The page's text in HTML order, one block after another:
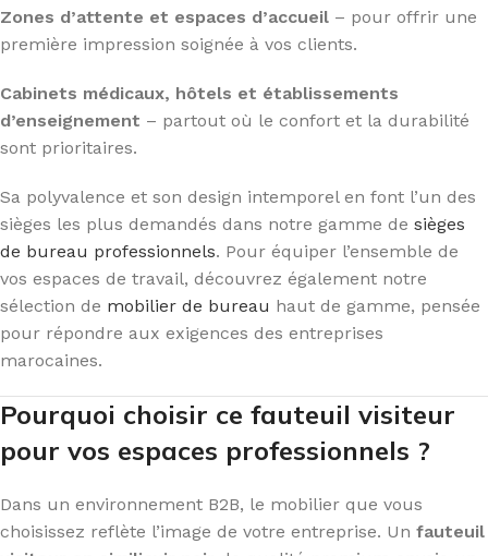
Zones d’attente et espaces d’accueil – pour offrir une
première impression soignée à vos clients.
Cabinets médicaux, hôtels et établissements
d’enseignement – partout où le confort et la durabilité
sont prioritaires.
Sa polyvalence et son design intemporel en font l’un des
sièges les plus demandés dans notre gamme de sièges
de bureau professionnels. Pour équiper l’ensemble de
vos espaces de travail, découvrez également notre
sélection de mobilier de bureau haut de gamme, pensée
pour répondre aux exigences des entreprises
marocaines.
Pourquoi choisir ce fauteuil visiteur
pour vos espaces professionnels ?
Dans un environnement B2B, le mobilier que vous
choisissez reflète l’image de votre entreprise. Un fauteuil